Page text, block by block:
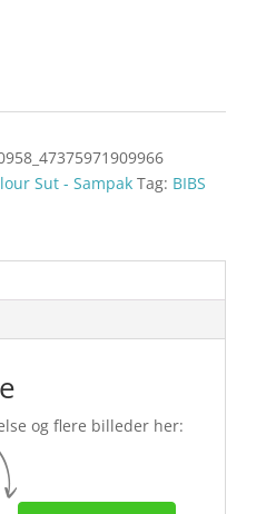
Sut - Sampak Tag: BIBS
og flere billeder her: